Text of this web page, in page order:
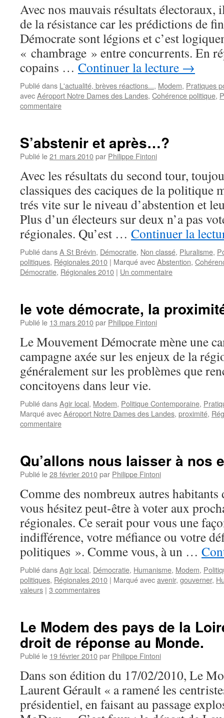
Avec nos mauvais résultats électoraux,
de la résistance car les prédictions de
Démocrate sont légions et c’est
« chambrage » entre concurrents. En
copains … Continuer la lecture →
Publié dans L'actualité, brèves réactions..., Modem, Pratiques
avecAéroport Notre Dames des Landes, Cohérence politique,
commentaire
S’abstenir et après…?
Publié le21 mars 2010par Philippe Fintoni
Avec les résultats du second tour,
classiques des caciques de la politique
trés vite sur le niveau d’abstention et
Plus d’un électeurs sur deux n’a pas
régionales. Qu’est … Continuer la
Publié dansA St Brévin, Démocratie, Non classé, Pluralisme,
politiques, Régionales 2010 | Marqué avecAbstention,
Démocratie, Régionales 2010 | Un commentaire
le vote démocrate, la
Publié le 13 mars 2010par Philippe Fintoni
Le Mouvement Démocrate mène une
campagne axée sur les enjeux de la
généralement sur les problèmes que
concitoyens dans leur vie.
Publié dansAgir local, Modem, Politique Contemporaine,
Marqué avecAéroport Notre Dames des Landes, proximité,
commentaire
Qu’allons nous laisser à nos
Publié le28 février 2010par Philippe Fintoni
Comme des nombreux autres habitants
vous hésitez peut-être à voter aux
régionales. Ce serait pour vous une
indifférence, votre méfiance ou votre
politiques ». Comme vous, à un …
Publié dansAgir local, Démocratie, Humanisme, Modem,
politiques, Régionales 2010 | Marqué avecavenir, gouverner,
valeurs | 3 commentaires
Le Modem des pays de la
droit de réponse au Monde.
Publié le 19 février 2010par Philippe Fintoni
Dans son édition du 17/02/2010, Le
Laurent Gérault « a ramené les
présidentiel, en faisant au passage